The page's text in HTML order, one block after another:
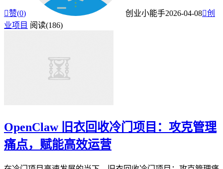
赞(0) 创业小能手2026-04-08创
业项目 阅读(186)
OpenClaw 旧衣回收冷门项目：攻克管理
痛点，赋能高效运营